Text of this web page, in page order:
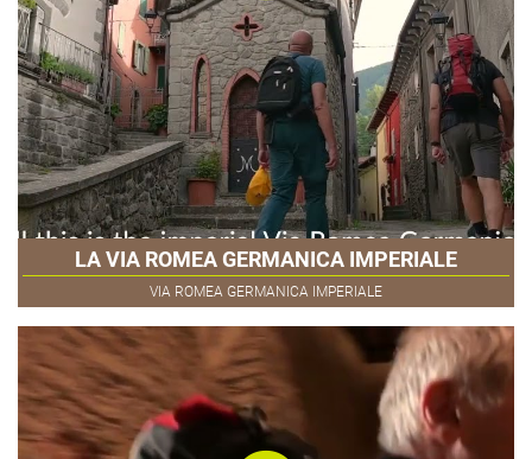
LA VIA ROMEA GERMANICA IMPERIALE
VIA ROMEA GERMANICA IMPERIALE